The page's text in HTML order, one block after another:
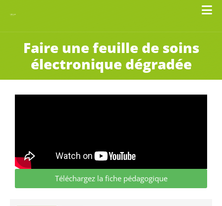
Faire une feuille de soins
électronique dégradée
Téléchargez la fiche pédagogique